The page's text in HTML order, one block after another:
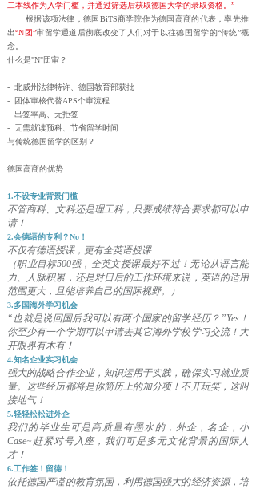
二本线作为入学门槛，并通过筛选后获取德国大学的录取资格。”
根据该项法律，德国BiTS商学院作为德国高商的代表，率先推
出“N团”审留学通道后彻底改变了人们对于以往德国留学的“传统”概
念。
什么是"N"団审？
- 北威州法律特许、德国教育部获批
- 团体审核代替APS个审流程
- 出签率高、无拒签
- 无需就读预科、节省留学时间
与传统德国留学的区别？
德国高商的优势
1.不设专业背景门槛
不管商科、文科还是理工科，只要成绩符合要求都可以申
请！
2.会德语的专利？No！
不仅有德语授课，更有全英语授课
（职业目标500强，全英文授课最好不过！无论从语言能
力、人脉积累，还是对日后的工作环境来说，英语的适用
范围更大，且能培养自己的国际视野。）
3.多国海外学习机会
“也就是说回国后我可以有两个国家的留学经历？”Yes！
你至少有一个学期可以申请去其它海外学校学习交流！大
开眼界有木有！
4.知名企业实习机会
强大的战略合作企业，知识运用于实践，确保实习就业质
量。这些经历都将是你简历上的加分项！不开玩笑，这叫
接地气！
5.轻轻松松进外企
我们的毕业生可是高质量有墨水的，外企，名企，小
Case~赶紧对号入座，我们可是多元文化背景的国际人
才！
6.工作签！留德！
依托德国严谨的教育氛围，利用德国强大的经济资源，培